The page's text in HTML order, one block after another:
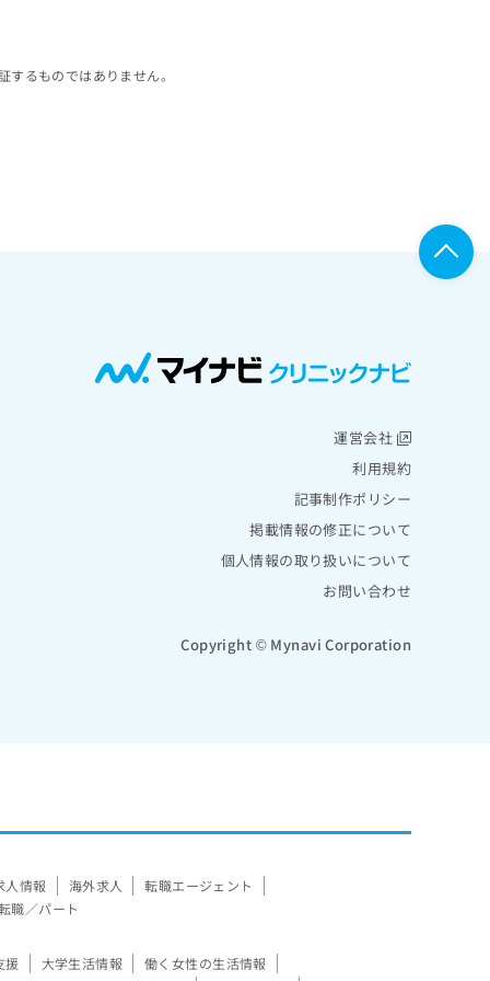
るものではありません。
運営会社
利用規約
記事制作ポリシー
掲載情報の修正について
個人情報の取り扱いについて
お問い合わせ
Copyright © Mynavi Corporation
人情報 海外求人
転職エージェント
職／パート
援 大学生活情報
働く女性の生活情報